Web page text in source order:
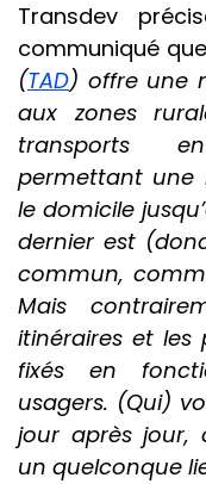
Transdev
communiqué que
(TAD) offre une
aux zones
transports
permettant une
le domicile
dernier est
commun,
Mais
itinéraires et les
fixés en
usagers. (Qui)
jour après jour,
un quelconque